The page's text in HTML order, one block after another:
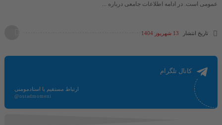
عمومی است. در ادامه اطلاعات جامعی درباره ...
تاریخ انتشار 13 شهریور 1404
کانال تلگرام
ارتباط مستقیم با استادمومنی
@ostadmomeni